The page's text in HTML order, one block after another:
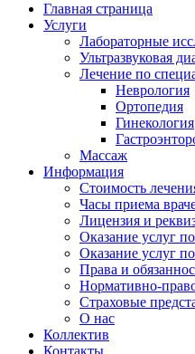
Главная страница
Услуги
Лабораторные
Ультразвуковая
Лечение по
Неврология
Ортопедия
Гинекология
Массаж
Информация
Стоимость
Часы приема
Лицензия и
Оказание услуг
Оказание услуг
Права и
Нормативно-
Страховые
О нас
Коллектив
Контакты